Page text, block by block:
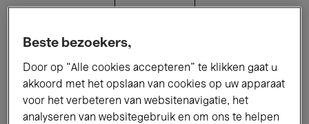
Alle evenementen
Tentoonstellingen Films
Performances Lezingen & Debatten
Beste bezoekers,
Door op “Alle cookies accepteren” te klikken gaat u
akkoord met het opslaan van cookies op uw apparaat
voor het verbeteren van websitenavigatie, het
analyseren van websitegebruik en om ons te helpen